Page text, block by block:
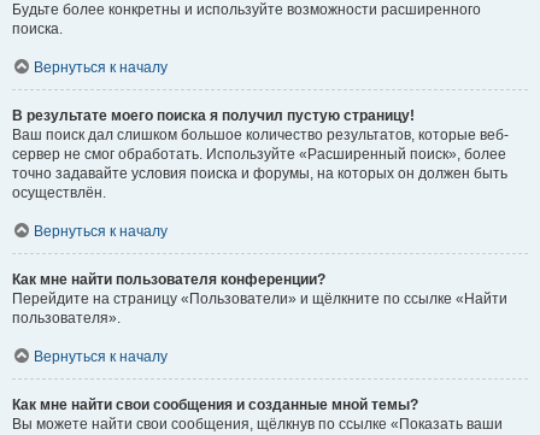
Будьте более конкретны и используйте возможности расширенного
поиска.
Вернуться к началу
В результате моего поиска я получил пустую страницу!
Ваш поиск дал слишком большое количество результатов, которые веб-
сервер не смог обработать. Используйте «Расширенный поиск», более
точно задавайте условия поиска и форумы, на которых он должен быть
осуществлён.
Вернуться к началу
Как мне найти пользователя конференции?
Перейдите на страницу «Пользователи» и щёлкните по ссылке «Найти
пользователя».
Вернуться к началу
Как мне найти свои сообщения и созданные мной темы?
Вы можете найти свои сообщения, щёлкнув по ссылке «Показать ваши